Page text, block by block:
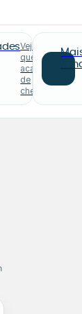
Veja o
que
acabou
de
chegar